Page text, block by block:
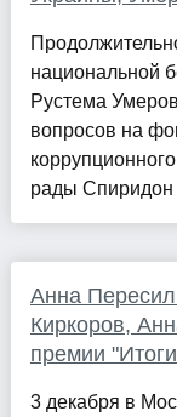
национальной
Рустема
вопросов на
рады Спиридон
Анна
Киркоров,
премии
3 декабря в